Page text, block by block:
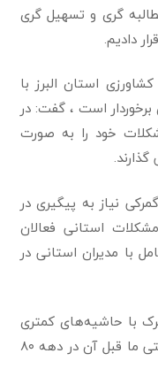
گری و تسهیل گری
دادیم.
استان البرز با
است ، گفت: در
خود را به صورت
نیاز به پیگیری در
استانی فعالان
با مدیران استانی در
در گمرک با حاشیه‌های کمتری
نسبت به سال‌های نخست دهه ۹۰ و حتی ما قبل آن در دهه ۸۰